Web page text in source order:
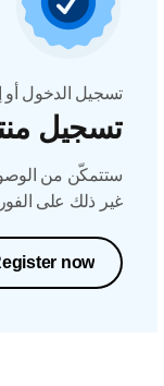
تسجيل الدخول أو
تسجيل
ستتمكّن من
غير ذلك على
Register now